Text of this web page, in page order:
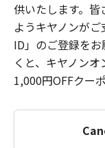
供いたします。
ようキヤノンが
ID」のご登録を
くと、キヤノン
1,000円OFFクー